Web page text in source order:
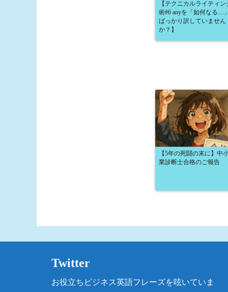
【テクニカルライティン
術#6 anyを「如何なる…
ばっかり訳していません
か？】
【5年の死闘の末に】中
業診断士合格のご報告
Twitter
お役立ちビジネス英語フレーズを呟いていま